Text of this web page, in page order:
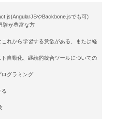
やBackbone.jsでも可)
験が豊富な方
これから学習する意欲がある、または経
ト自動化、継続的統合ツールについての
ログラミング
る